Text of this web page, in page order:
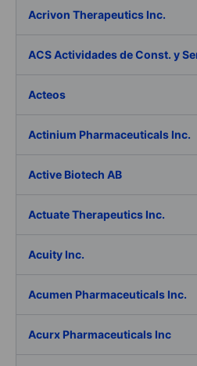
Acrivon Therapeutics Inc.
ACS Actividades de Const. y
Acteos
Actinium Pharmaceuticals Inc.
Active Biotech AB
Actuate Therapeutics Inc.
Acuity Inc.
Acumen Pharmaceuticals Inc.
Acurx Pharmaceuticals Inc